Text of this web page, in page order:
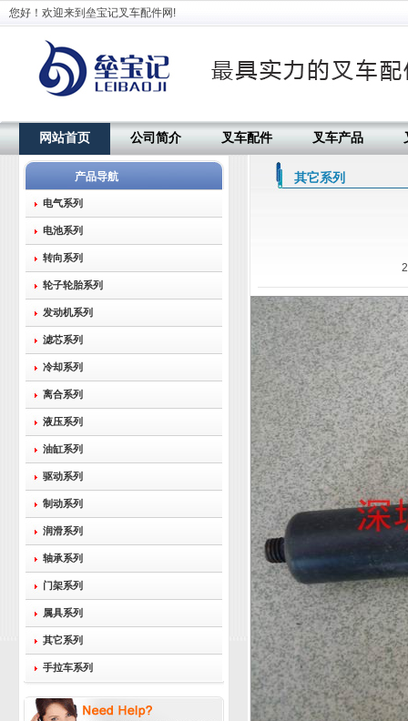
您好！欢迎来到垒宝记叉车配件网!
网站首页 公司简介 叉车配件 叉车产品
产品导航
电气系列
电池系列
转向系列
轮子轮胎系列
发动机系列
滤芯系列
冷却系列
离合系列
液压系列
油缸系列
驱动系列
制动系列
润滑系列
轴承系列
门架系列
属具系列
其它系列
手拉车系列
其它系列